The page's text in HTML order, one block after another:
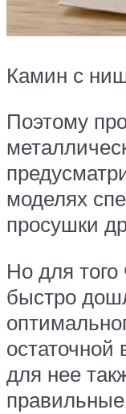
Камин с
Поэтому
моделях
просушки
Но для
быстро
остаточной
для нее